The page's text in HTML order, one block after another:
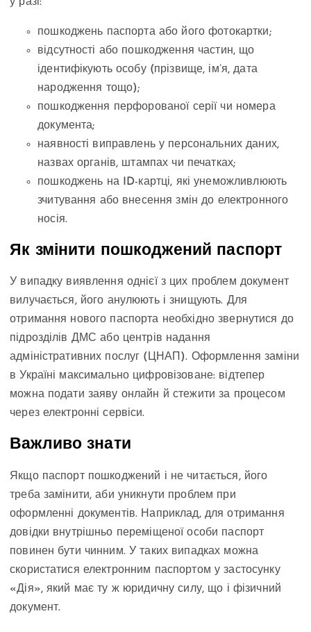
у разі:
пошкоджень паспорта або його фотокартки;
відсутності або пошкодження частин, що
ідентифікують особу (прізвище, ім’я, дата
народження тощо);
пошкодження перфорованої серії чи номера
документа;
наявності виправлень у персональних даних,
назвах органів, штампах чи печатках;
пошкоджень на ID-картці, які унеможливлюють
зчитування або внесення змін до електронного
носія.
Як змінити пошкоджений паспорт
У випадку виявлення однієї з цих проблем документ
вилучається, його анулюють і знищують. Для
отримання нового паспорта необхідно звернутися до
підрозділів ДМС або центрів надання
адміністративних послуг (ЦНАП). Оформлення заміни
в Україні максимально цифровізоване: відтепер
можна подати заяву онлайн й стежити за процесом
через електронні сервіси.
Важливо знати
Якщо паспорт пошкоджений і не читається, його
треба замінити, аби уникнути проблем при
оформленні документів. Наприклад, для отримання
довідки внутрішньо переміщеної особи паспорт
повинен бути чинним. У таких випадках можна
скористатися електронним паспортом у застосунку
«Дія», який має ту ж юридичну силу, що і фізичний
документ.